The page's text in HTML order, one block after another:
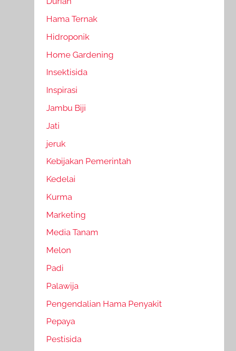
Hama Ternak
Hidroponik
Home Gardening
Insektisida
Inspirasi
Jambu Biji
Jati
jeruk
Kebijakan Pemerintah
Kedelai
Kurma
Marketing
Media Tanam
Melon
Padi
Palawija
Pengendalian Hama Penyakit
Pepaya
Pestisida